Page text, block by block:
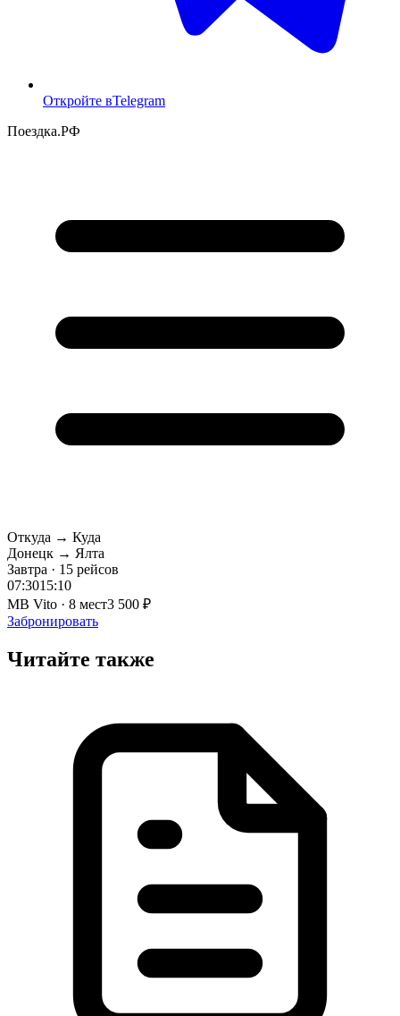
Откройте вTelegram
Поездка.РФ
Откуда → Куда
Донецк → Ялта
Завтра · 15 рейсов
07:3015:10
MB Vito · 8 мест3 500 ₽
Забронировать
Читайте также